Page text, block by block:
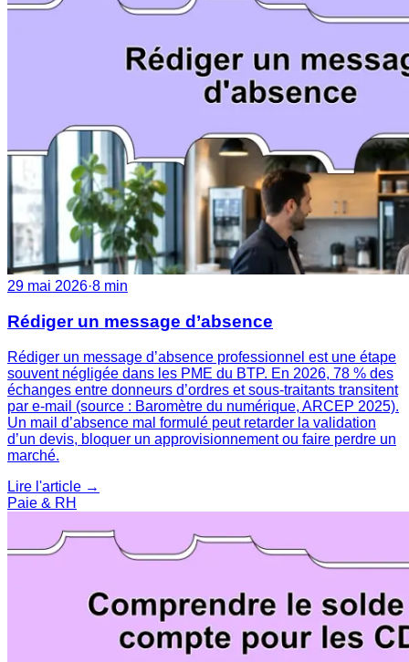
29 mai 2026·8 min
Rédiger un message d’absence
Rédiger un message d’absence professionnel est une étape
souvent négligée dans les PME du BTP. En 2026, 78 % des
échanges entre donneurs d’ordres et sous-traitants transitent
par e-mail (source : Baromètre du numérique, ARCEP 2025).
Un mail d’absence mal formulé peut retarder la validation
d’un devis, bloquer un approvisionnement ou faire perdre un
marché.
Lire l'article →
Paie & RH